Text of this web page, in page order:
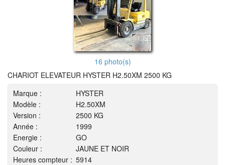
16 photo(s)
CHARIOT ELEVATEUR HYSTER H2.50XM 2500 KG
Marque :
HYSTER
Modèle :
H2.50XM
Version :
2500 KG
Année :
1999
Energie :
GO
Couleur :
JAUNE ET NOIR
Heures compteur : 5914